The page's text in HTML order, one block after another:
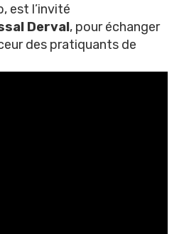
est l’invité
Derval, pour échanger
des pratiquants de